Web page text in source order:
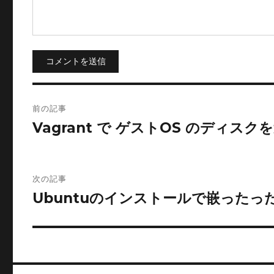
コメントを送信
稿
ビ
ゲ
ー
前の記事
Vagrant で ゲストOS のディスク
次の記事
Ubuntuのインストールで嵌ったっ